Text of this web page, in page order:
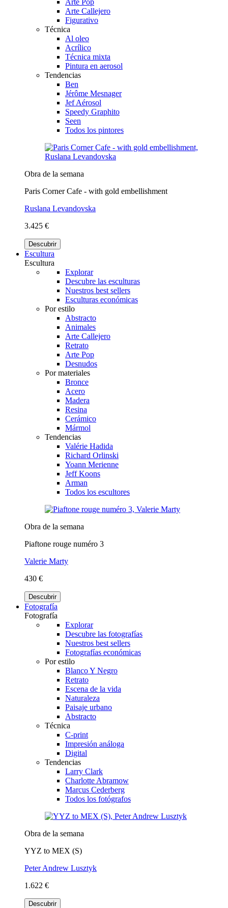
Arte Callejero
Figurativo
Técnica
Al oleo
Acrílico
Técnica mixta
Pintura en aerosol
Tendencias
Ben
Jérôme Mesnager
Jef Aérosol
Speedy Graphito
Seen
Todos los pintores
Obra de la semana
Paris Corner Cafe - with gold embellishment
Ruslana Levandovska
3.425 €
Descubrir
Escultura
Escultura
Explorar
Descubre las esculturas
Nuestros best sellers
Esculturas económicas
Por estilo
Abstracto
Animales
Arte Callejero
Retrato
Arte Pop
Desnudos
Por materiales
Bronce
Acero
Madera
Resina
Cerámico
Mármol
Tendencias
Valérie Hadida
Richard Orlinski
Yoann Merienne
Jeff Koons
Arman
Todos los escultores
Obra de la semana
Piaftone rouge numéro 3
Valerie Marty
430 €
Descubrir
Fotografía
Fotografía
Explorar
Descubre las fotografías
Nuestros best sellers
Fotografías económicas
Por estilo
Blanco Y Negro
Retrato
Escena de la vida
Naturaleza
Paisaje urbano
Abstracto
Técnica
C-print
Impresión análoga
Digital
Tendencias
Larry Clark
Charlotte Abramow
Marcus Cederberg
Todos los fotógrafos
Obra de la semana
YYZ to MEX (S)
Peter Andrew Lusztyk
1.622 €
Descubrir